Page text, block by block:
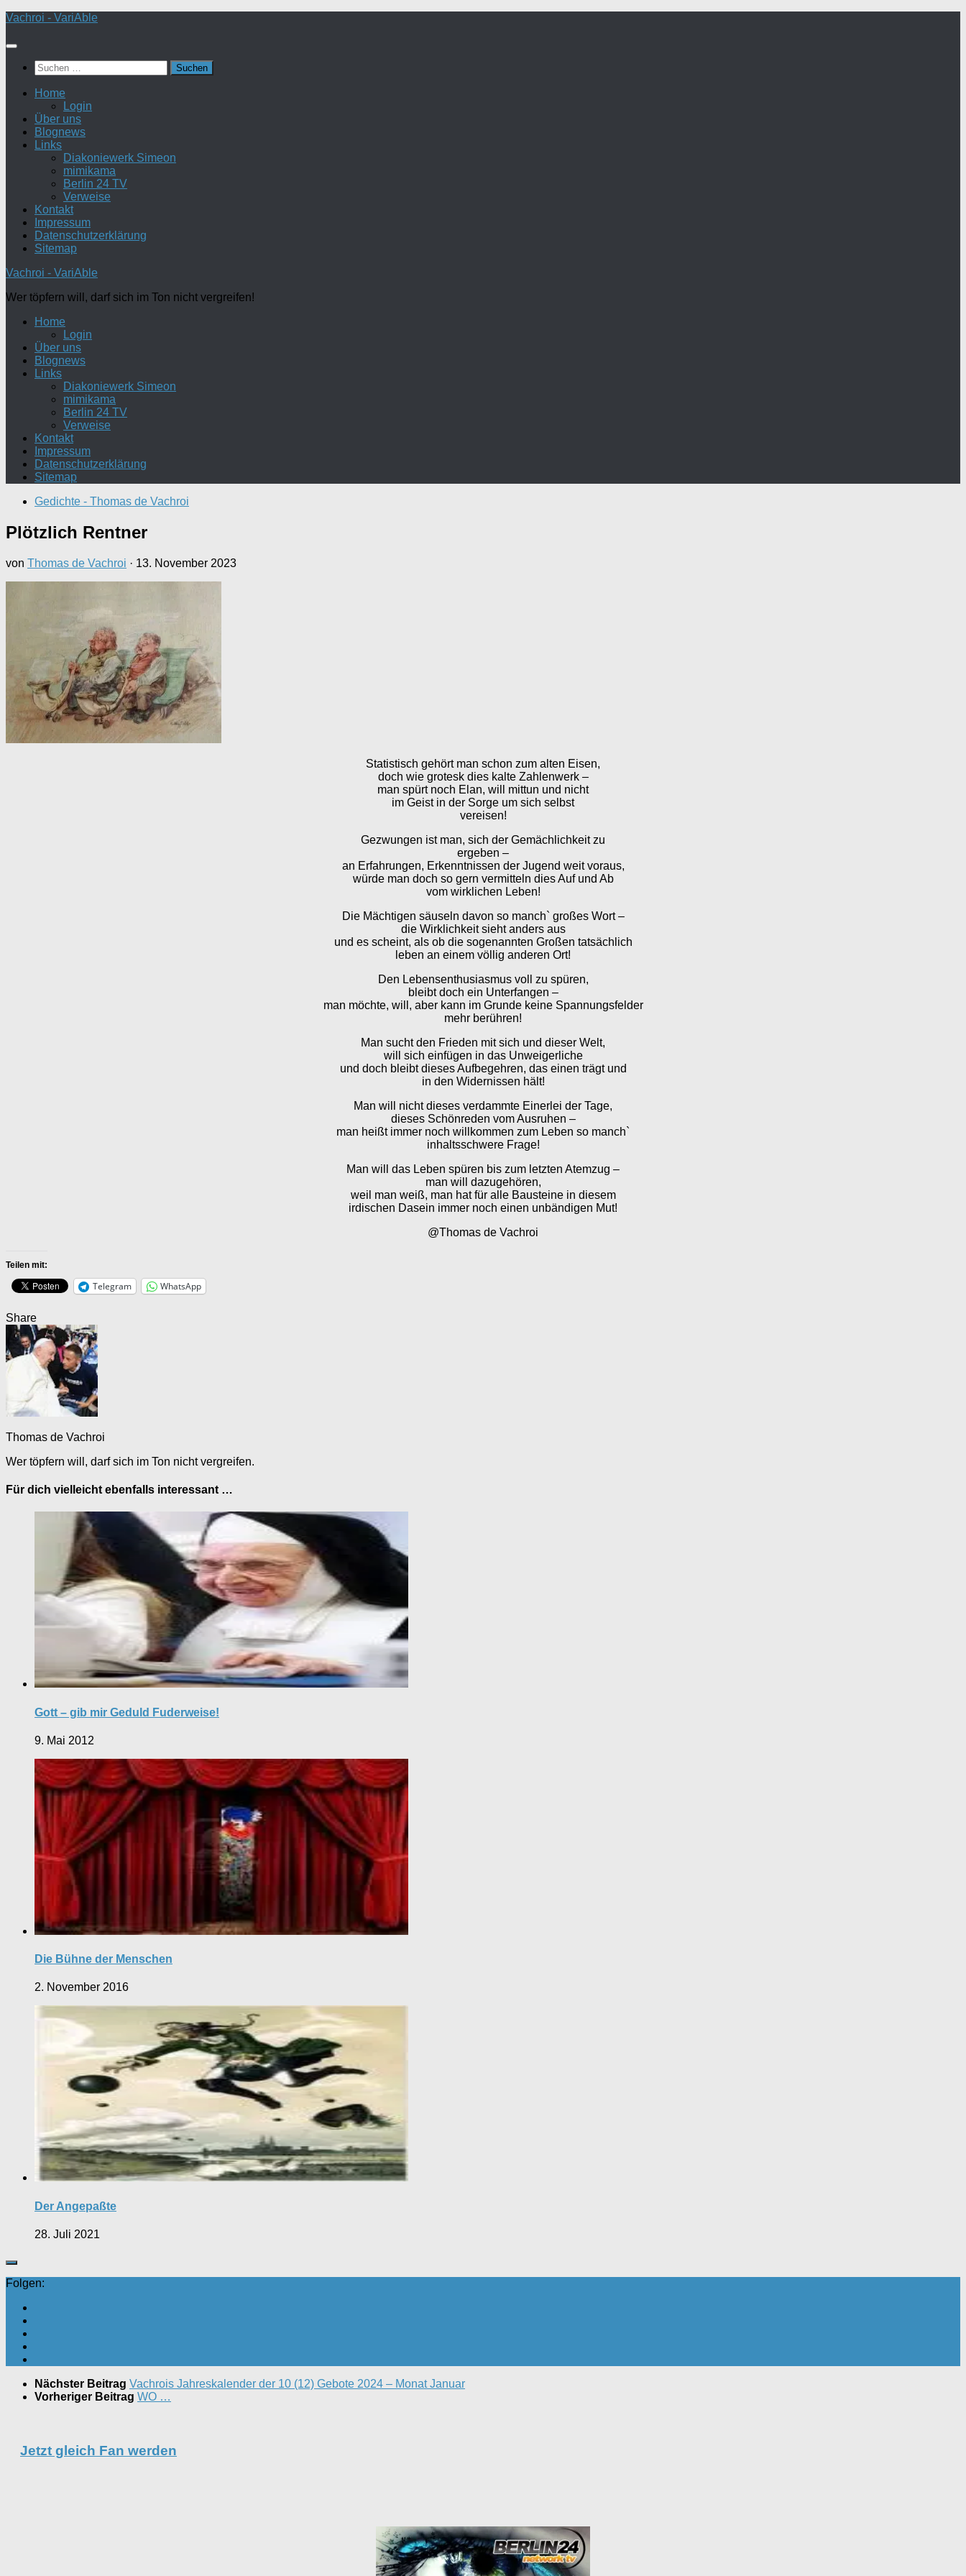
Zum
springen
Vachroi - VariAble
Suchen
nach:
Home
Login
Über uns
Blognews
Links
Diakoniewerk Simeon
mimikama
Berlin 24 TV
Verweise
Kontakt
Impressum
Datenschutzerklärung
Sitemap
Vachroi - VariAble
Wer töpfern will, darf sich im Ton nicht vergreifen!
Home
Login
Über uns
Blognews
Links
Diakoniewerk Simeon
mimikama
Berlin 24 TV
Verweise
Kontakt
Impressum
Datenschutzerklärung
Sitemap
Gedichte - Thomas de Vachroi
Plötzlich Rentner
von Thomas de Vachroi · 13. November 2023
Statistisch gehört man schon zum alten Eisen,
doch wie grotesk dies kalte Zahlenwerk –
man spürt noch Elan, will mittun und nicht
im Geist in der Sorge um sich selbst
vereisen!
Gezwungen ist man, sich der Gemächlichkeit zu
ergeben –
an Erfahrungen, Erkenntnissen der Jugend weit voraus,
würde man doch so gern vermitteln dies Auf und Ab
vom wirklichen Leben!
Die Mächtigen säuseln davon so manch` großes Wort –
die Wirklichkeit sieht anders aus
und es scheint, als ob die sogenannten Großen tatsächlich
leben an einem völlig anderen Ort!
Den Lebensenthusiasmus voll zu spüren,
bleibt doch ein Unterfangen –
man möchte, will, aber kann im Grunde keine Spannungsfelder
mehr berühren!
Man sucht den Frieden mit sich und dieser Welt,
will sich einfügen in das Unweigerliche
und doch bleibt dieses Aufbegehren, das einen trägt und
in den Widernissen hält!
Man will nicht dieses verdammte Einerlei der Tage,
dieses Schönreden vom Ausruhen –
man heißt immer noch willkommen zum Leben so manch`
inhaltsschwere Frage!
Man will das Leben spüren bis zum letzten Atemzug –
man will dazugehören,
weil man weiß, man hat für alle Bausteine in diesem
irdischen Dasein immer noch einen unbändigen Mut!
@Thomas de Vachroi
Teilen mit:
Telegram WhatsApp
Share
Thomas de Vachroi
Wer töpfern will, darf sich im Ton nicht vergreifen.
Für dich vielleicht ebenfalls interessant …
Gott – gib mir Geduld Fuderweise!
9. Mai 2012
Die Bühne der Menschen
2. November 2016
Der Angepaßte
28. Juli 2021
Folgen:
Nächster Beitrag Vachrois Jahreskalender der 10 (12) Gebote 2024 – Monat Januar
Vorheriger Beitrag WO …
Jetzt gleich Fan werden